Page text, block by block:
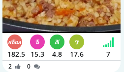
182.5 15.3 4.8 17.6 7
2
0